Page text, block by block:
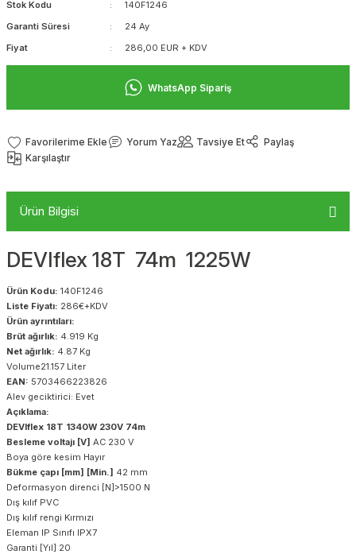
Stok Kodu
140F1246
Garanti Süresi
24 Ay
Fiyat
286,00 EUR + KDV
WhatsApp Sipariş
Yorum Yaz Tavsiye Et
Paylaş
Karşılaştır
Ürün Bilgisi
DEVIflex 18T 74m 1225W
Ürün Kodu: 140F1246
Liste Fiyatı: 286€+KDV
Ürün ayrıntıları:
Brüt ağırlık: 4.919 Kg
Net ağırlık: 4.87 Kg
Volume21.157 Liter
EAN: 5703466223826
Alev geciktirici: Evet
Açıklama:
DEVIflex 18T 1340W 230V 74m
Besleme voltajı [V] AC 230 V
Boya göre kesim Hayır
Bükme çapı [mm] [Min.] 42 mm
Deformasyon direnci [N]>1500 N
Dış kılıf PVC
Dış kılıf rengi Kırmızı
Eleman IP Sınıfı IPX7
Garanti [Yıl] 20